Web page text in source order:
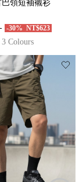
領短袖襯衫
-30% NT$623
Colours